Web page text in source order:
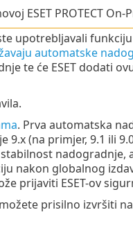
ESET PROTECT On-
upotrebljavali
automatske
te će ESET dodati
. Prva automatska
(na primjer, 9.1 ili
nakon globalnog
prijaviti ESET-ov
prisilno izvršiti